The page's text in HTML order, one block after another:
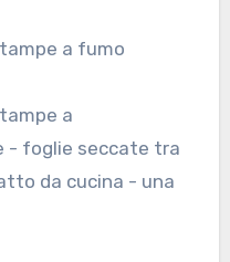
a fumo
a
- foglie seccate tra
da cucina - una